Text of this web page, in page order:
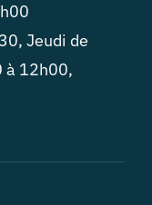
Jeudi de
à 12h00,